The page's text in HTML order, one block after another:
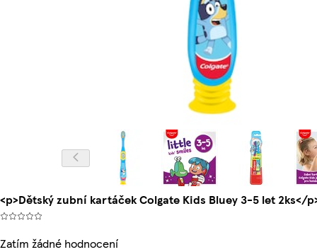
<p>Dětský zubní kartáček Colgate Kids Bluey 3-5 let 2ks</
Zatím žádné hodnocení